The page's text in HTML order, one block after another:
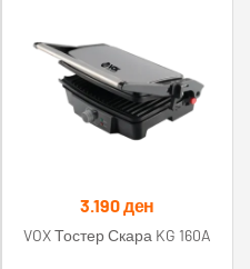
3.190 ден
VOX Тостер Скара KG 160A